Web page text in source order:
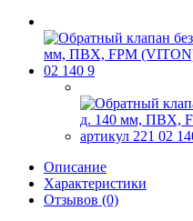
Описание
Характеристики
Отзывов (0)